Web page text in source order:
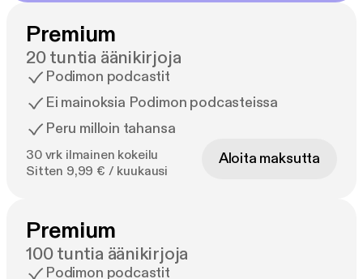
Premium
20 tuntia äänikirjoja
Podimon podcastit
Ei mainoksia Podimon podcasteissa
Peru milloin tahansa
30 vrk ilmainen kokeilu
Sitten 9,99 € / kuukausi
Aloita maksutta
Premium
100 tuntia äänikirjoja
Podimon podcastit